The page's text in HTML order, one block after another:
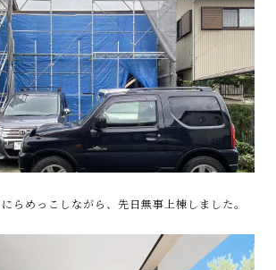
らめっこしながら、先日無事上棟しました。